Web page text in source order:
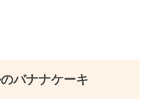
バナナケーキ